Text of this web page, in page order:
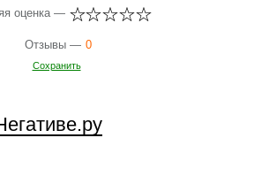
оценка —
Отзывы — 0
Сохранить